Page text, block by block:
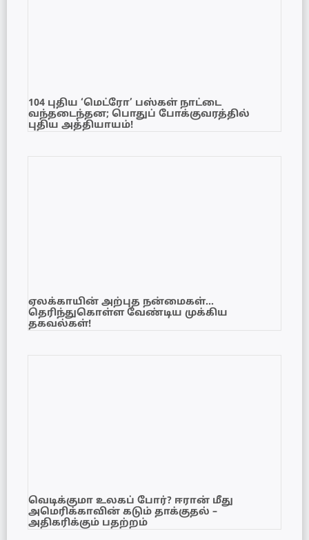
104 புதிய ‘மெட்ரோ’ பஸ்கள் நாட்டை
வந்தடைந்தன; பொதுப் போக்குவரத்தில்
புதிய அத்தியாயம்!
ஏலக்காயின் அற்புத நன்மைகள்…
தெரிந்துகொள்ள வேண்டிய முக்கிய
தகவல்கள்!
வெடிக்குமா உலகப் போர்? ஈரான் மீது
அமெரிக்காவின் கடும் தாக்குதல் –
அதிகரிக்கும் பதற்றம்